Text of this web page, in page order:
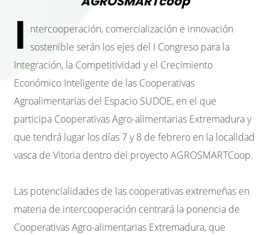
I ntercooperación, comercialización e innovación
sostenible serán los ejes del I Congreso para la
Integración, la Competitividad y el Crecimiento
Económico Inteligente de las Cooperativas
Agroalimentarias del Espacio SUDOE, en el que
participa Cooperativas Agro-alimentarias Extremadura y
que tendrá lugar los días 7 y 8 de febrero en la localidad
vasca de Vitoria dentro del proyecto AGROSMARTCoop.
Las potencialidades de las cooperativas extremeñas en
materia de intercooperación centrará la ponencia de
Cooperativas Agro-alimentarias Extremadura, que